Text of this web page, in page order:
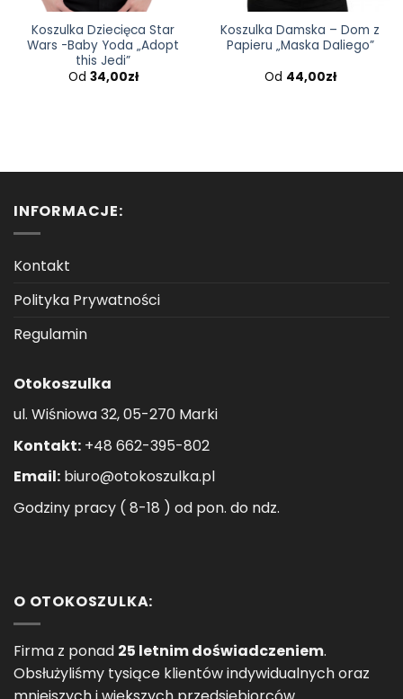
Koszulka Dziecięca Star
Wars -Baby Yoda „Adopt
this Jedi”
Od 34,00zł
Koszulka Damska – Dom z
Papieru „Maska Daliego”
Od 44,00zł
INFORMACJE:
Kontakt
Polityka Prywatności
Regulamin
Otokoszulka
ul. Wiśniowa 32, 05-270 Marki
Kontakt: +48 662-395-802
Email: biuro@otokoszulka.pl
Godziny pracy ( 8-18 ) od pon. do ndz.
O OTOKOSZULKA:
Firma z ponad 25 letnim doświadczeniem.
Obsłużyliśmy tysiące klientów indywidualnych oraz